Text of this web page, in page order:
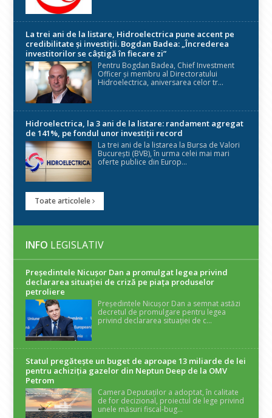
La trei ani de la listare, Hidroelectrica pune accent pe
credibilitate și investiții. Bogdan Badea: „Încrederea
investitorilor se câștigă în fiecare zi”
Pentru Bogdan Badea, Chief Investment
Officer și membru al Directoratului
Hidroelectrica, aniversarea celor tr...
Hidroelectrica, la 3 ani de la listare: randament agregat
de 141%, pe fondul unor investiții record
La trei ani de la listarea la Bursa de Valori
București (BVB), în urma celei mai mari
oferte publice din Europ...
Toate articolele
INFO LEGISLATIV
Președintele Nicuşor Dan a promulgat legea privind
declararea situaţiei de criză pe piaţa produselor
petroliere
Președintele Nicușor Dan a semnat astăzi
decretul de promulgare pentru legea
privind declararea situației de c...
Statul pregătește un buget de aproape 13 miliarde de lei
pentru achiziția gazelor din Neptun Deep de la OMV
Petrom
Camera Deputaților a adoptat, în calitate
de for decizional, proiectul de lege privind
unele măsuri fiscal-bug...